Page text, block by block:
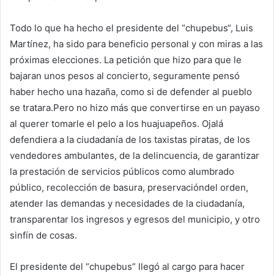
Todo lo que ha hecho el presidente del “chupebus“, Luis
Martínez, ha sido para beneficio personal y con miras a las
próximas elecciones. La petición que hizo para que le
bajaran unos pesos al concierto, seguramente pensó
haber hecho una hazaña, como si de defender al pueblo
se tratara.Pero no hizo más que convertirse en un payaso
al querer tomarle el pelo a los huajuapeños. Ojalá
defendiera a la ciudadanía de los taxistas piratas, de los
vendedores ambulantes, de la delincuencia, de garantizar
la prestación de servicios públicos como alumbrado
público, recolección de basura, preservacióndel orden,
atender las demandas y necesidades de la ciudadanía,
transparentar los ingresos y egresos del municipio, y otro
sinfín de cosas.
El presidente del “chupebus” llegó al cargo para hacer